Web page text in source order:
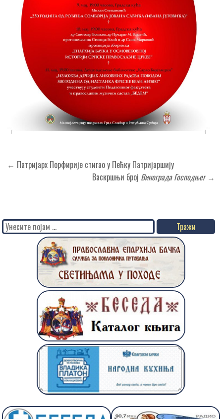
Кретање
← Патријарх Порфирије стигао у Пећку Патријаршију
Васкршњи број Винограда Господњег→
Search
for: